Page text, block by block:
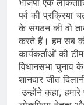
भाजपा एक
पर्व की प्रक्रिया
के संगठन की वो
करते हैं। हम सब की
कार्यकर्ताओं की
विधानसभा चुनाव
शानदार जीत
उन्होंने कहा,